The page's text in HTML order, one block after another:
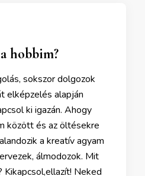
hobbim?
sokszor dolgozok
elképzelés alapján
ki igazán. Ahogy
között és az öltésekre
a kreatív agyam
álmodozok. Mit
Kikapcsol,ellazít! Neked